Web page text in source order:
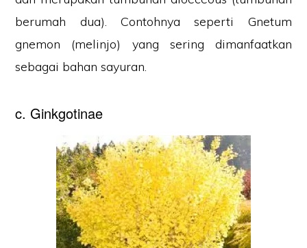
berumah dua). Contohnya seperti Gnetum
gnemon (melinjo) yang sering dimanfaatkan
sebagai bahan sayuran.
c. Ginkgotinae